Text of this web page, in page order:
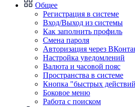
Общее
Регистрация в системе
Вход/Выход из системы
Как заполнить профиль
Смена пароля
Авторизация через
Настройка уведомлений
Валюта и часовой пояс
Пространства в системе
Кнопка "быстрых
Боковое меню
Работа с поиском